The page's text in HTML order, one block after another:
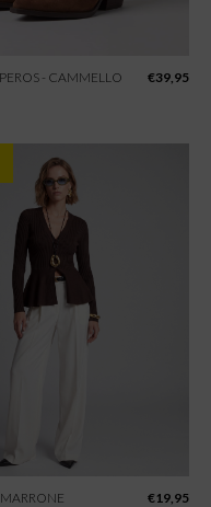
- CAMMELLO €39,95
€19,95